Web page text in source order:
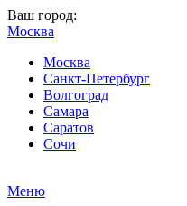
Ваш город:
Москва
Москва
Санкт-Петербург
Волгоград
Самара
Саратов
Сочи
Меню